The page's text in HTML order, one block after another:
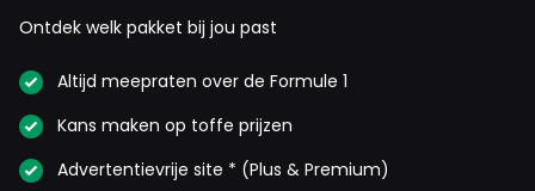
over een stukje carbon rijden waardoor de band lek raakt.
MonsterEnergie
alleen naar dat stukje kijk je
Ontdek welk pakket bij jou past
Altijd meepraten over de Formule 1
Kans maken op toffe prijzen
Advertentievrije site * (Plus & Premium)